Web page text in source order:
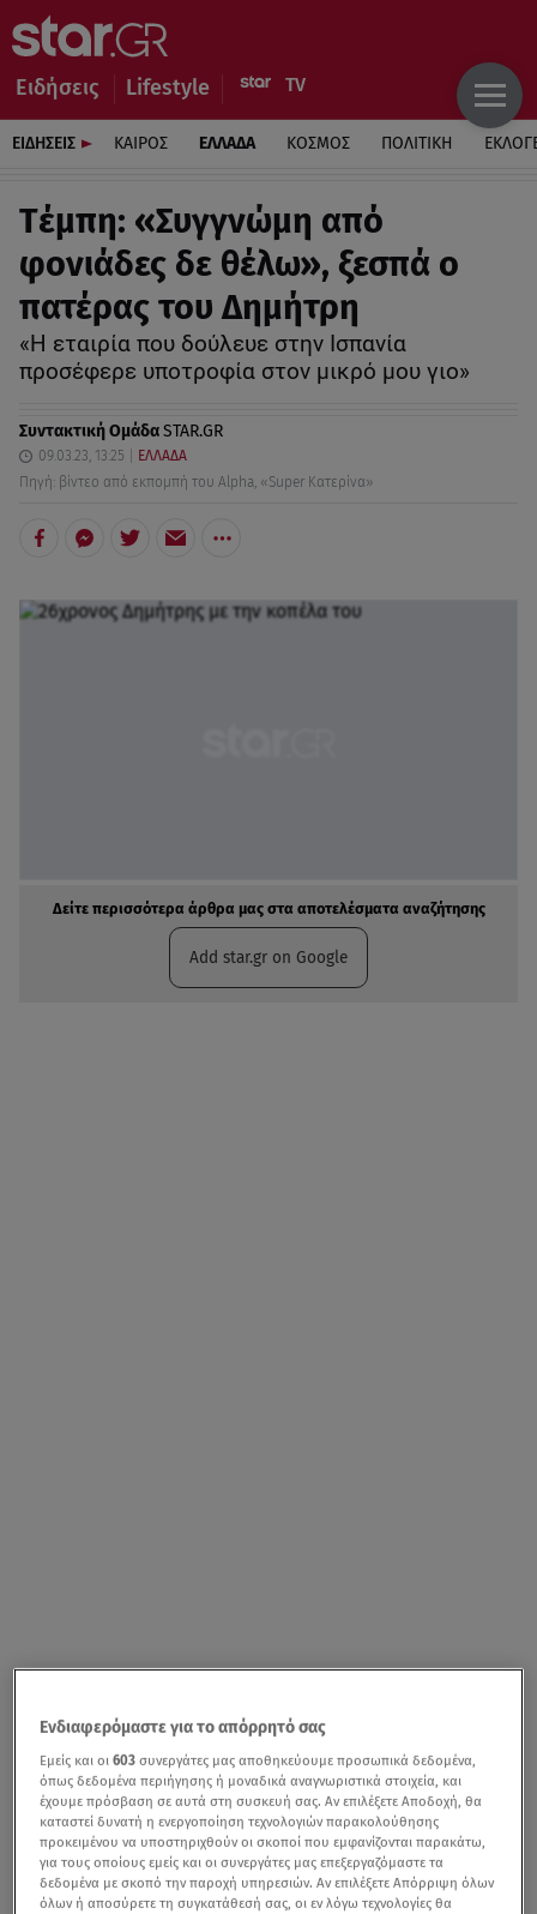
Ειδήσεις Lifestyle
ΕΙΔΗΣΕΙΣ ΚΑΙΡΟΣ ΕΛΛΑΔΑ ΚΟΣΜΟΣ ΠΟΛΙΤΙΚΗ
Tέμπη: «Συγγνώμη από
φονιάδες δε θέλω», ξεσπά ο
πατέρας του Δημήτρη
«Η εταιρία που δούλευε στην Ισπανία
προσέφερε υποτροφία στον μικρό μου γιο»
Συντακτική ΟμάδαSTAR.GR
09.03.23, 13:25
ΕΛΛΑΔΑ
Πηγή: βίντεο από εκπομπή του Alpha, «Super Κατερίνα»
Δείτε περισσότερα άρθρα μας στα αποτελέσματα αναζήτησης
Add star.gr on Google
Ενδιαφερόμαστε για το απόρρητό σας
Εμείς και οι603 συνεργάτες μας αποθηκεύουμε προσωπικά δεδομένα,
όπως δεδομένα περιήγησης ή μοναδικά αναγνωριστικά στοιχεία, και
έχουμε πρόσβαση σε αυτά στη συσκευή σας. Αν επιλέξετε Αποδοχή, θα
καταστεί δυνατή η ενεργοποίηση τεχνολογιών παρακολούθησης
προκειμένου να υποστηριχθούν οι σκοποί που εμφανίζονται παρακάτω,
για τους οποίους εμείς και οι συνεργάτες μας επεξεργαζόμαστε τα
δεδομένα με σκοπό την παροχή υπηρεσιών. Αν επιλέξετε Απόρριψη όλων
όλων ή αποσύρετε τη συγκατάθεσή σας, οι εν λόγω τεχνολογίες θα